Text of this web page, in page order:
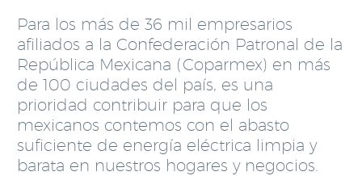
Para los más de 36 mil empresarios
afiliados a la Confederación Patronal de la
República Mexicana (Coparmex) en más
de 100 ciudades del país, es una
prioridad contribuir para que los
mexicanos contemos con el abasto
suficiente de energía eléctrica limpia y
barata en nuestros hogares y negocios.